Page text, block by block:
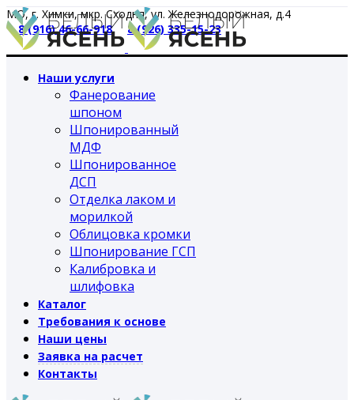
МО, г. Химки, мкр. Сходня, ул. Железнодорожная, д.4
8 (916) 46-66-918
8 (926) 335-15-23
Наши услуги
Фанерование
шпоном
Шпонированный
МДФ
Шпонированное
ДСП
Отделка лаком и
морилкой
Облицовка кромки
Шпонирование ГСП
Калибровка и
шлифовка
Каталог
Требования к основе
Наши цены
Заявка на расчет
Контакты